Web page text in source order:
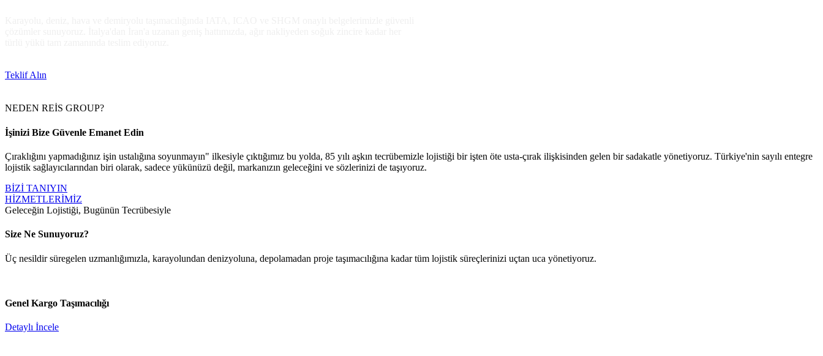
Teklif Alın
NEDEN REİS GROUP?
İşinizi Bize Güvenle Emanet Edin
Çıraklığını yapmadığınız işin ustalığına soyunmayın" ilkesiyle çıktığımız bu yolda, 85 yılı aşkın tecrübemizle lojistiği bir işten öte usta-çırak ilişkisinden gelen bir sadakatle yönetiyoruz. Türkiye'nin sayılı entegre
lojistik sağlayıcılarından biri olarak, sadece yükünüzü değil, markanızın geleceğini ve sözlerinizi de taşıyoruz.
BİZİ TANIYIN
HİZMETLERİMİZ
Geleceğin Lojistiği, Bugünün Tecrübesiyle
Size Ne Sunuyoruz?
Üç nesildir süregelen uzmanlığımızla, karayolundan denizyoluna, depolamadan proje taşımacılığına kadar tüm lojistik süreçlerinizi uçtan uca yönetiyoruz.
Genel Kargo Taşımacılığı
Detaylı İncele